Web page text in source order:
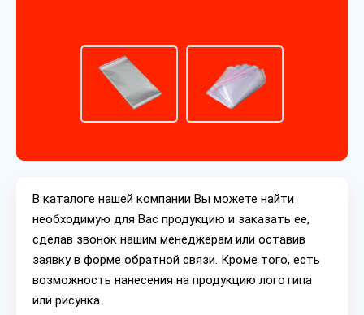
В каталоге нашей компании Вы можете найти
необходимую для Вас продукцию и заказать ее,
сделав звонок нашим менеджерам или оставив
заявку в форме обратной связи. Кроме того, есть
возможность нанесения на продукцию логотипа
или рисунка.